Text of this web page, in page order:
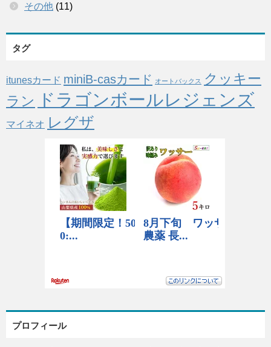
その他 (11)
タグ
itunesカード miniB-casカード オートバックス
クッキー
ラン
ドラゴンボールレジェンズ
マイネオ レグザ
プロフィール